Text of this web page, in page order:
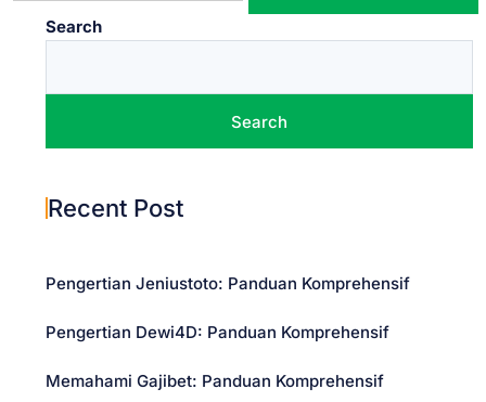
Search
Search
Recent Post
Pengertian Jeniustoto: Panduan Komprehensif
Pengertian Dewi4D: Panduan Komprehensif
Memahami Gajibet: Panduan Komprehensif